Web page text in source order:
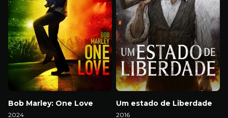
Bob Marley: One Love
2024
Um estado de Liberdade
2016